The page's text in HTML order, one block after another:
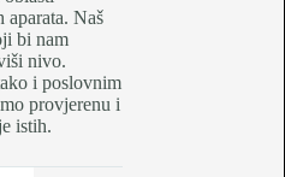
aparata. Naš
bi nam
nivo.
i poslovnim
provjerenu i
istih.